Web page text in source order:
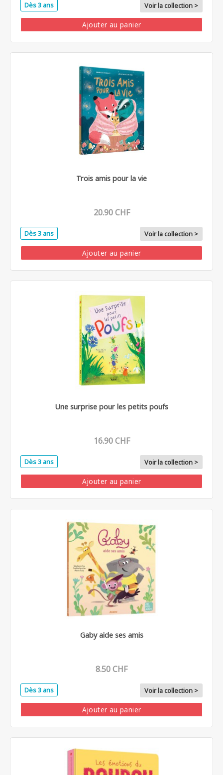
Dès 3 ans Voir la collection >
Ajouter au panier
Trois amis pour la vie
20.90 CHF
Dès 3 ans Voir la collection >
Ajouter au panier
Une surprise pour les petits poufs
16.90 CHF
Dès 3 ans Voir la collection >
Ajouter au panier
Gaby aide ses amis
8.50 CHF
Dès 3 ans Voir la collection >
Ajouter au panier